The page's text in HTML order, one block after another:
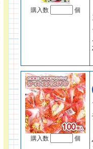
購入数 個
購入数 個